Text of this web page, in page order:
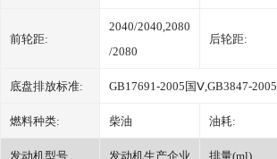
前轮距:
2040/2040,2080
/2080
后轮距:
底盘排放标准: GB17691-2005国Ⅴ,GB3847-2005
燃料种类: 柴油 油耗: